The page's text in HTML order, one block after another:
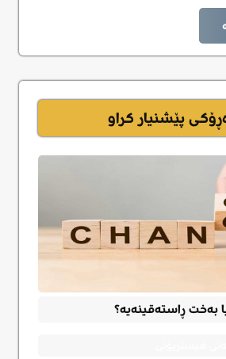
پێشنیار کراو
بەخت ڕاستەقینەیە؟